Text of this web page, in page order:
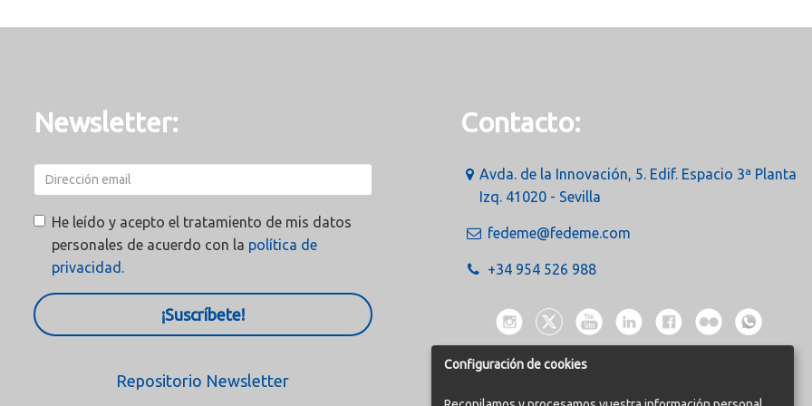
Newsletter:
He leído y acepto el tratamiento de mis datos
personales de acuerdo con la política de
privacidad.
¡Suscríbete!
Repositorio Newsletter
Contacto:
Avda. de la Innovación, 5. Edif. Espacio 3ª Planta
Izq. 41020 - Sevilla
fedeme@fedeme.com
+34 954 526 988
Configuración de cookies